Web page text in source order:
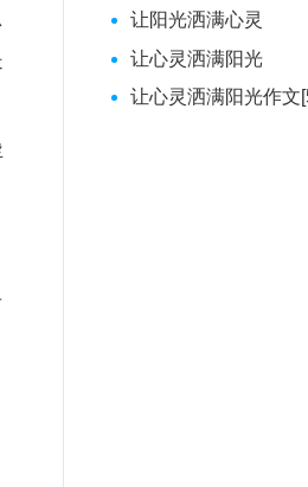
让阳光洒满心灵
让心灵洒满阳光
让心灵洒满阳光作文